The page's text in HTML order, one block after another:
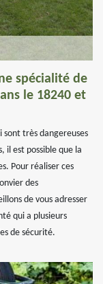
spécialité de
le 18240 et
sont très dangereuses
il est possible que la
Pour réaliser ces
des
de vous adresser
qui a plusieurs
de sécurité.